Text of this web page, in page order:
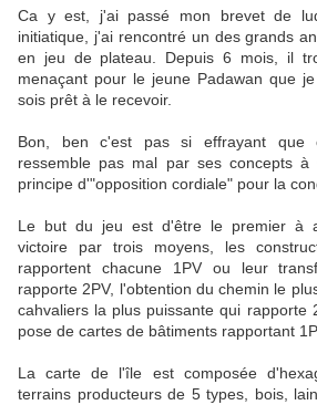
Ca y est, j'ai passé mon brevet de
initiatique, j'ai rencontré un des grands
en jeu de plateau. Depuis 6 mois, il
menaçant pour le jeune Padawan que
sois prêt à le recevoir.
Bon, ben c'est pas si effrayant que
ressemble pas mal par ses concepts
principe d'"opposition cordiale" pour la
Le but du jeu est d'être le premier à
victoire par trois moyens, les
rapportent chacune 1PV ou leur
rapporte 2PV, l'obtention du chemin le
cahvaliers la plus puissante qui rapporte
pose de cartes de bâtiments rapportant
La carte de l'île est composée
terrains producteurs de 5 types, bois,